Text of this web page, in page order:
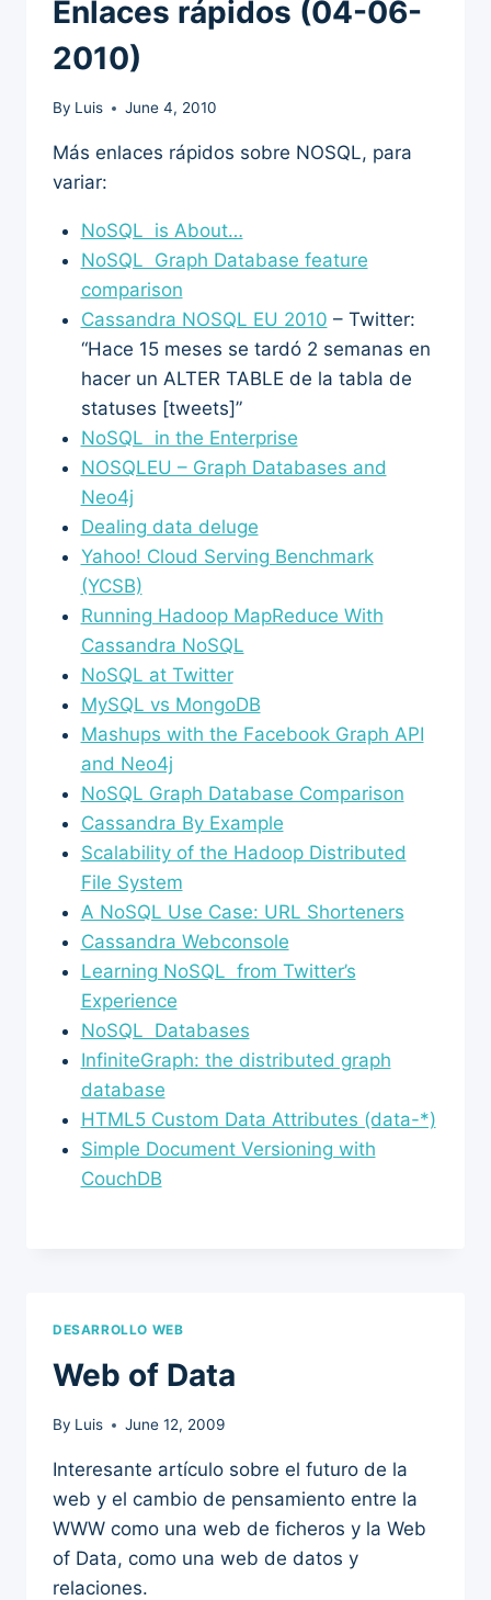
Enlaces rápidos (04-06-
2010)
By Luis June 4, 2010
Más enlaces rápidos sobre NOSQL, para
variar:
NoSQL is About…
NoSQL Graph Database feature
comparison
Cassandra NOSQL EU 2010 – Twitter:
“Hace 15 meses se tardó 2 semanas en
hacer un ALTER TABLE de la tabla de
statuses [tweets]”
NoSQL in the Enterprise
NOSQLEU – Graph Databases and
Neo4j
Dealing data deluge
Yahoo! Cloud Serving Benchmark
(YCSB)
Running Hadoop MapReduce With
Cassandra NoSQL
NoSQL at Twitter
MySQL vs MongoDB
Mashups with the Facebook Graph API
and Neo4j
NoSQL Graph Database Comparison
Cassandra By Example
Scalability of the Hadoop Distributed
File System
A NoSQL Use Case: URL Shorteners
Cassandra Webconsole
Learning NoSQL from Twitter’s
Experience
NoSQL Databases
InfiniteGraph: the distributed graph
database
HTML5 Custom Data Attributes (data-*)
Simple Document Versioning with
CouchDB
DESARROLLO WEB
Web of Data
By Luis June 12, 2009
Interesante artículo sobre el futuro de la
web y el cambio de pensamiento entre la
WWW como una web de ficheros y la Web
of Data, como una web de datos y
relaciones.